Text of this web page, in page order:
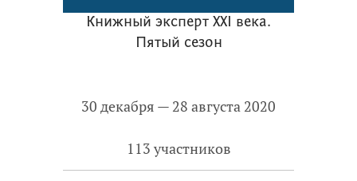
Книжный эксперт XXI века.
Пятый сезон
30 декабря — 28 августа 2020
113 участников